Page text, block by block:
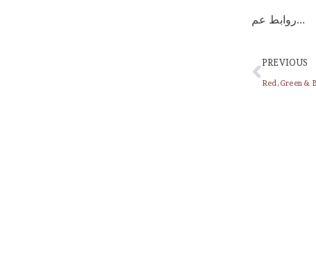
روابط عم…
PREVIOUS
Red, Green &